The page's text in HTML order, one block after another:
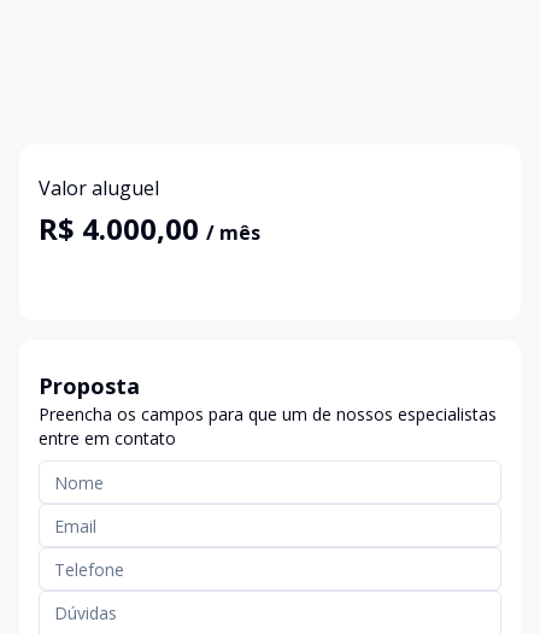
Valor aluguel
R$ 4.000,00 / mês
Proposta
Preencha os campos para que um de nossos especialistas
entre em contato